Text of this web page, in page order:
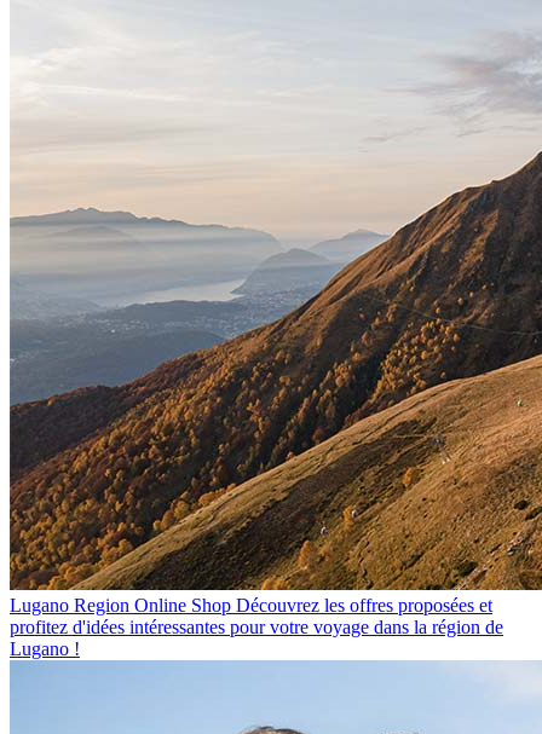
Lugano Region Online Shop Découvrez les offres proposées et
profitez d'idées intéressantes pour votre voyage dans la région de
Lugano !